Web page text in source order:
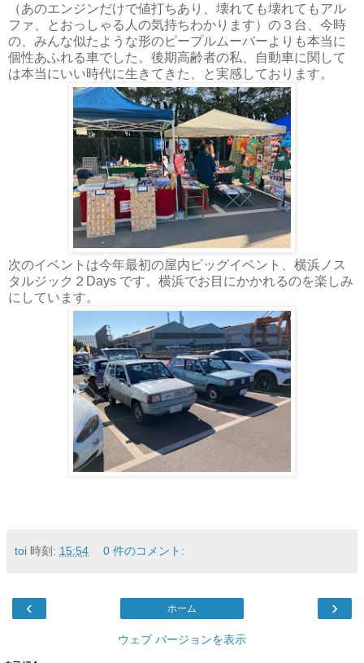
（あのエンジンだけで値打ちあり、壊れても壊れてもアル
ファ、とおっしゃる人の気持ちわかります）の３台、今時
の、みんな似たような形のピープルムーバーよりも本当に
個性あふれる車でした。後期高齢者の私、自動車に関して
は本当にいい時代に生きてきた、と実感しております。
次のイベントは今年最初の屋内ビッグイベント、横浜ノス
タルジック２Days です。横浜でお目にかかれるのを楽しみ
にしています。
toi 時刻: 15:54 0 件のコメント:
‹ ›
ホーム
ウェブ バージョンを表示